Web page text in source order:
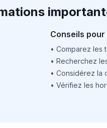
Conseils
• Comparez les
• Recherchez
• Considérez la
• Vérifiez les